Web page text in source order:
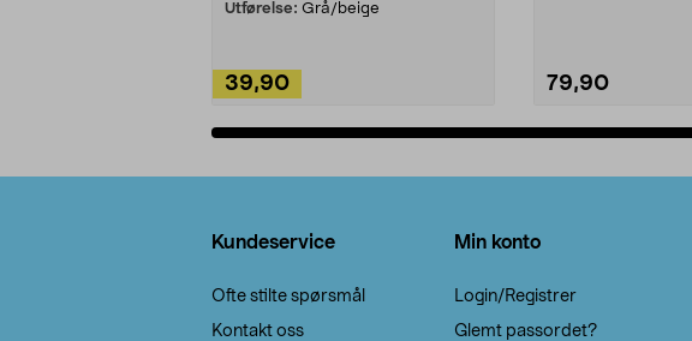
Utførelse: Grå/beige
39,90 79,90
Kundeservice
Ofte stilte spørsmål
Kontakt oss
Min konto
Login/Registrer
Glemt passordet?